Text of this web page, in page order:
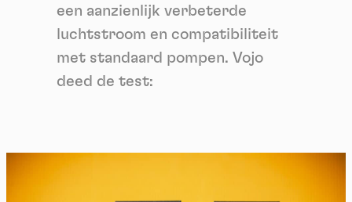
een aanzienlijk verbeterde
luchtstroom en compatibiliteit
met standaard pompen. Vojo
deed de test: